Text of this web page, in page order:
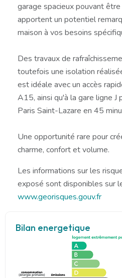
garage spacieux pouvant
apportent un potentiel
maison à vos besoins
Des travaux de
toutefois une isolation
est idéale avec un accès
A15, ainsi qu'à la gare ligne
Paris Saint-Lazare en 45
Une opportunité rare pour
charme, confort et volume.
Les informations sur les
exposé sont disponibles sur
www.georisques.gouv.fr
Bilan energetique